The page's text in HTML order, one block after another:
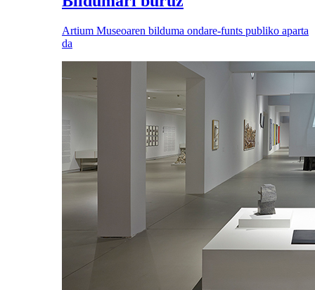
Artium Museoaren bilduma ondare-funts publiko aparta
da